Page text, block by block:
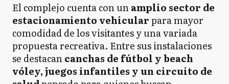
El complejo cuenta con unamplio sector de
estacionamiento vehicularpara mayor
comodidad de los visitantes y una variada
propuesta recreativa. Entre sus instalaciones
se destacancanchas de fútbol y beach
vóley, juegos infantiles y un circuito de